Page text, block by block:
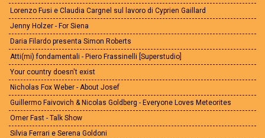
Lorenzo Fusi e Claudia Cargnel sul lavoro di Cyprien Gaillard
Jenny Holzer - For Siena
Daria Filardo presenta Simon Roberts
Atti(mi) fondamentali - Piero Frassinelli [Superstudio]
Your country doesn't exist
Nicholas Fox Weber - About Josef
Guillermo Faivovich & Nicolas Goldberg - Everyone Loves Meteorites
Omer Fast - Talk Show
Silvia Ferrari e Serena Goldoni